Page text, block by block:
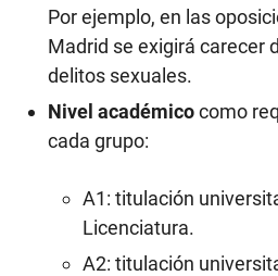
Por ejemplo, en las
Madrid se exigirá carecer
delitos sexuales.
Nivel académicocomo
cada grupo:
A1: titulación
Licenciatura.
A2: titulación